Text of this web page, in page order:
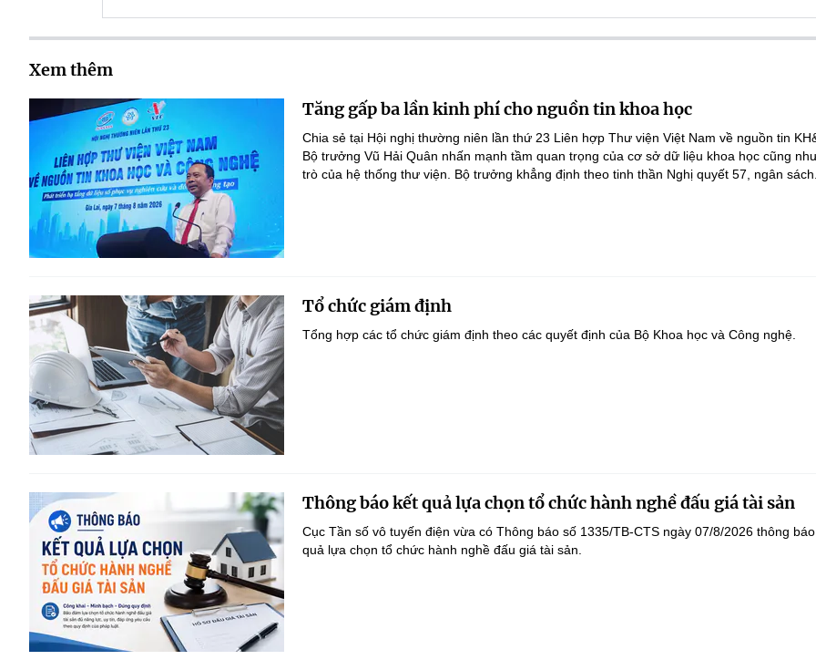
Xem thêm
Tăng gấp ba lần kinh phí cho nguồn tin khoa học
Chia sẻ tại Hội nghị thường niên lần thứ 23 Liên hợp Thư viện Việt Nam về nguồn tin
Bộ trưởng Vũ Hải Quân nhấn mạnh tầm quan trọng của cơ sở dữ liệu khoa học cũng
trò của hệ thống thư viện. Bộ trưởng khẳng định theo tinh thần Nghị quyết 57, ngân
Tổ chức giám định
Tổng hợp các tổ chức giám định theo các quyết định của Bộ Khoa học và Công nghệ.
Thông báo kết quả lựa chọn tổ chức hành nghề đấu giá tài sản
Cục Tần số vô tuyến điện vừa có Thông báo số 1335/TB-CTS ngày 07/8/2026 thông
quả lựa chọn tổ chức hành nghề đấu giá tài sản.